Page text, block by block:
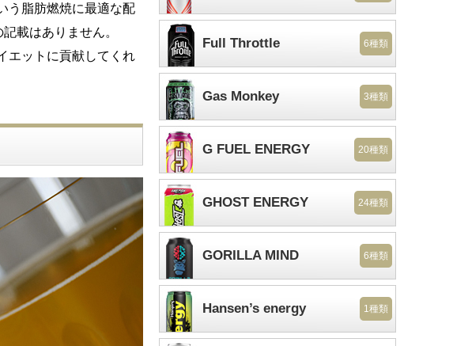
う脂肪燃焼に最適な配
載はありません。
エットに貢献してくれ
Full Throttle 6種類
Gas Monkey 3種類
G FUEL ENERGY 20種類
GHOST ENERGY 24種類
GORILLA MIND 6種類
Hansen’s energy 1種類